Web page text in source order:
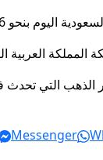
المملكة
الذهب التي
Messenger